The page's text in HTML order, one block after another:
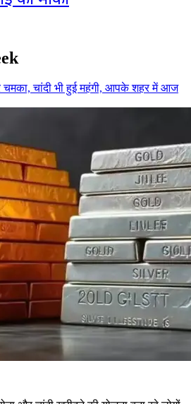
चमका, चांदी भी हुई महंगी, आपके शहर में आज